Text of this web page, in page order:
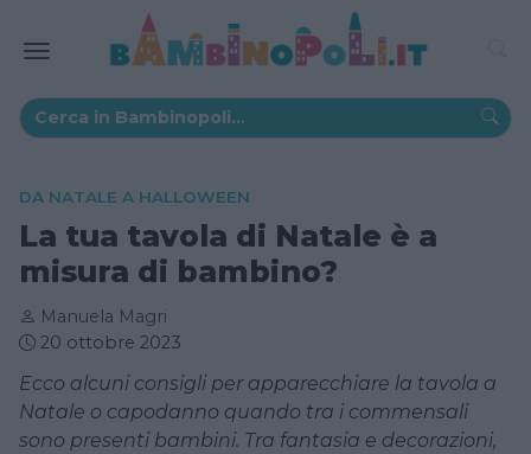
DA NATALE A HALLOWEEN
La tua tavola di Natale è a
misura di bambino?
Manuela Magri
20 ottobre 2023
Ecco alcuni consigli per apparecchiare la tavola a
Natale o capodanno quando tra i commensali
sono presenti bambini. Tra fantasia e decorazioni,